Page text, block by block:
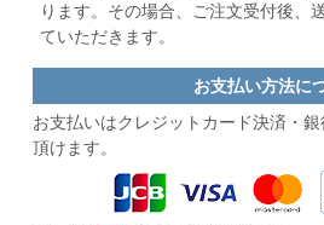
ります。その場合、ご注文受付後、
ていただきます。
お支払い方法に
お支払いはクレジットカード決済・ 銀
頂けます。